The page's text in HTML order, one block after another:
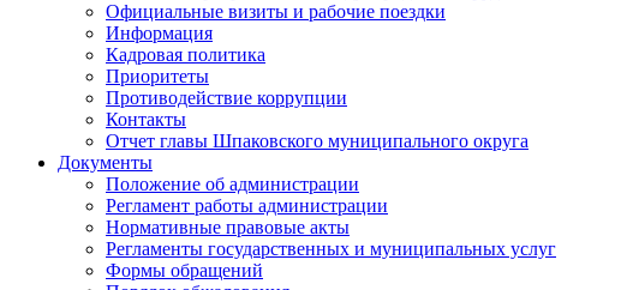
Официальные визиты и рабочие поездки
Информация
Кадровая политика
Приоритеты
Противодействие коррупции
Контакты
Отчет главы Шпаковского муниципального округа
Документы
Положение об администрации
Регламент работы администрации
Нормативные правовые акты
Регламенты государственных и муниципальных услуг
Формы обращений